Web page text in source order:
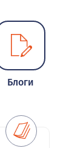
Блоги